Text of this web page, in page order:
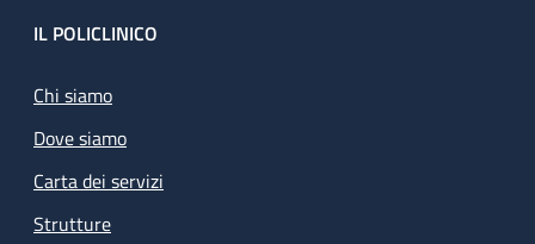
Footer
IL POLICLINICO
Chi siamo
Dove siamo
Carta dei servizi
Strutture